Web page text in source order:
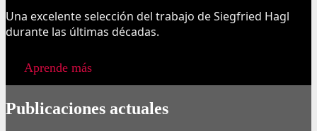
Una excelente selección del trabajo de Siegfried Hagl
durante las últimas décadas.
Aprende más
Publicaciones actuales